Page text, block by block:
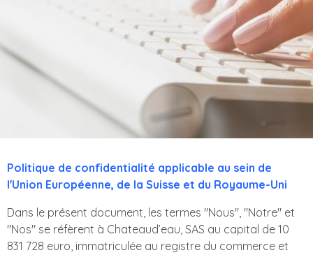
Politique de confidentialité applicable au sein de
l'Union Européenne, de la Suisse et du Royaume-Uni
Dans le présent document, les termes "Nous", "Notre" et
"Nos" se réfèrent à Chateaud’eau, SAS au capital de 10
831 728 euro, immatriculée au registre du commerce et